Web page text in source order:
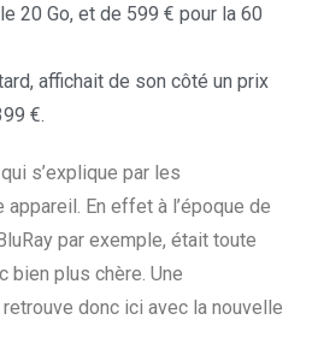
20 Go, et de 599 € pour la 60
affichait de son côté un prix
€.
s’explique par les
En effet à l’époque de
par exemple, était toute
bien plus chère. Une
donc ici avec la nouvelle